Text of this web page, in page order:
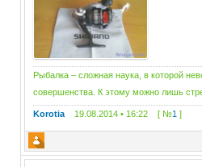
Рыбалка – сложная наука, в которой
совершенства. К этому можно лишь
Korotia 19.08.2014 • 16:22 [ №1 ]